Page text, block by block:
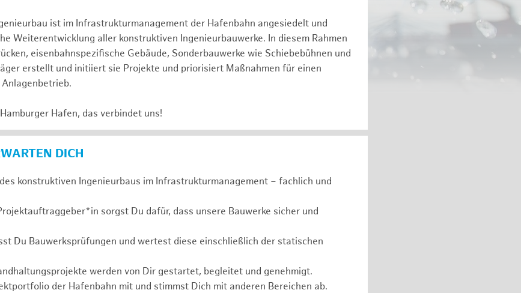
ist im Infrastrukturmanagement der Hafenbahn angesiedelt und
Weiterentwicklung aller konstruktiven Ingenieurbauwerke. In diesem Rahmen
eisenbahnspezifische Gebäude, Sonderbauwerke wie Schiebebühnen und
erstellt und initiiert sie Projekte und priorisiert Maßnahmen für einen
Hafen, das verbindet uns!
DICH
konstruktiven Ingenieurbaus im Infrastrukturmanagement – fachlich und
sorgst Du dafür, dass unsere Bauwerke sicher und
Du Bauwerksprüfungen und wertest diese einschließlich der statischen
werden von Dir gestartet, begleitet und genehmigt.
der Hafenbahn mit und stimmst Dich mit anderen Bereichen ab.